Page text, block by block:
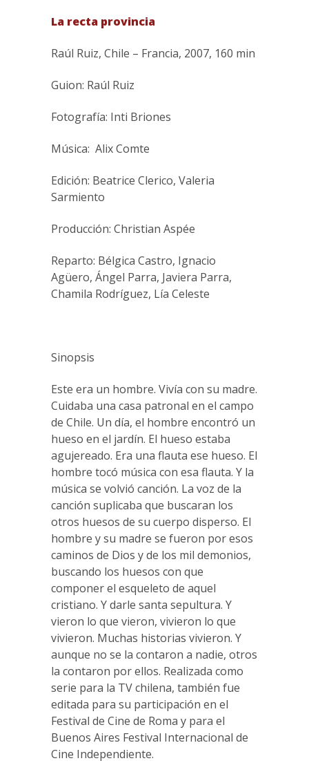
La recta provincia
Raúl Ruiz, Chile – Francia, 2007, 160 min
Guion: Raúl Ruiz
Fotografía: Inti Briones
Música: Alix Comte
Edición: Beatrice Clerico, Valeria
Sarmiento
Producción: Christian Aspée
Reparto: Bélgica Castro, Ignacio
Agüero, Ángel Parra, Javiera Parra,
Chamila Rodríguez, Lía Celeste
Sinopsis
Este era un hombre. Vivía con su madre.
Cuidaba una casa patronal en el campo
de Chile. Un día, el hombre encontró un
hueso en el jardín. El hueso estaba
agujereado. Era una flauta ese hueso. El
hombre tocó música con esa flauta. Y la
música se volvió canción. La voz de la
canción suplicaba que buscaran los
otros huesos de su cuerpo disperso. El
hombre y su madre se fueron por esos
caminos de Dios y de los mil demonios,
buscando los huesos con que
componer el esqueleto de aquel
cristiano. Y darle santa sepultura. Y
vieron lo que vieron, vivieron lo que
vivieron. Muchas historias vivieron. Y
aunque no se la contaron a nadie, otros
la contaron por ellos. Realizada como
serie para la TV chilena, también fue
editada para su participación en el
Festival de Cine de Roma y para el
Buenos Aires Festival Internacional de
Cine Independiente.